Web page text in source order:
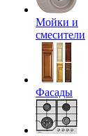
Мойки и
смесители
Фасады